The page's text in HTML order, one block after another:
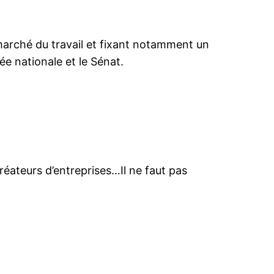
du travail et fixant notamment un
nationale et le Sénat.
d’entreprises…Il ne faut pas